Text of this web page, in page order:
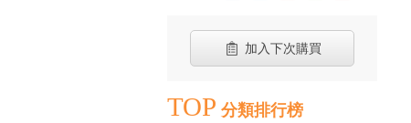
加入下次購買
TOP 分類排行榜